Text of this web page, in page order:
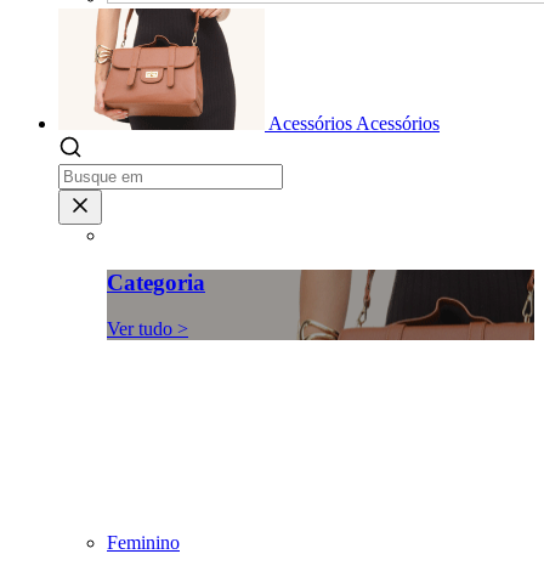
Acessórios Acessórios
Categoria
Ver tudo >
Feminino